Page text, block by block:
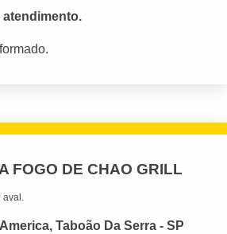
FOGO DE CHAO GRILL
aval.
Taboão Da Serra - SP